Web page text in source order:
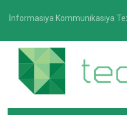
İnformasiya Kommunikasiya
T
İnformasiya-
media